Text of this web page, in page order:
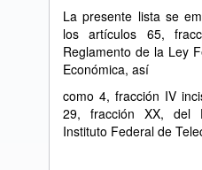
La presente lista se
los artículos 65,
Reglamento de la Ley
Económica, así
como 4, fracción IV
29, fracción XX, del
Instituto Federal de